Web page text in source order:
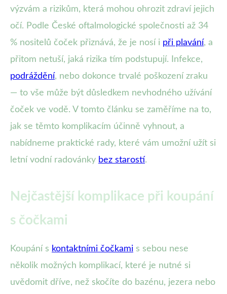
výzvám a rizikům, která mohou ohrozit zdraví jejich
očí. Podle České oftalmologické společnosti až 34
% nositelů čoček přiznává, že je nosí i při plavání, a
přitom netuší, jaká rizika tím podstupují. Infekce,
podráždění, nebo dokonce trvalé poškození zraku
— to vše může být důsledkem nevhodného užívání
čoček ve vodě. V tomto článku se zaměříme na to,
jak se těmto komplikacím účinně vyhnout, a
nabídneme praktické rady, které vám umožní užít si
letní vodní radovánky bez starostí.
Nejčastější komplikace při koupání
s čočkami
Koupání s kontaktními čočkami s sebou nese
několik možných komplikací, které je nutné si
uvědomit dříve, než skočíte do bazénu, jezera nebo